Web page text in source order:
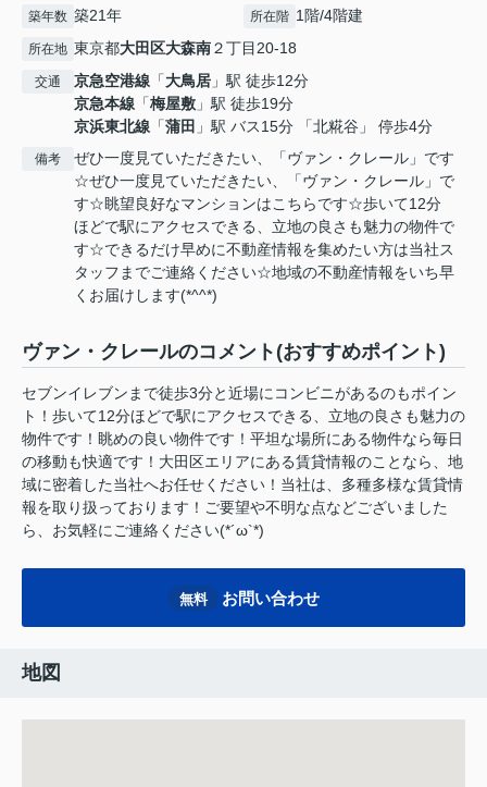
築年数 築21年 所在階 1階/4階建
所在地 東京都大田区大森南２丁目20-18
交通 京急空港線 「大鳥居 」駅 徒歩12分
京急本線 「梅屋敷 」駅 徒歩19分
京浜東北線 「蒲田 」駅 バス15分 「北糀谷」 停歩4分
備考
ぜひ一度見ていただきたい、「ヴァン・クレール」です
☆ぜひ一度見ていただきたい、「ヴァン・クレール」で
す☆眺望良好なマンションはこちらです☆歩いて12分
ほどで駅にアクセスできる、立地の良さも魅力の物件で
す☆できるだけ早めに不動産情報を集めたい方は当社ス
タッフまでご連絡ください☆地域の不動産情報をいち早
くお届けします(*^^*)
ヴァン・クレールのコメント(おすすめポイント)
セブンイレブンまで徒歩3分と近場にコンビニがあるのもポイン
ト！歩いて12分ほどで駅にアクセスできる、立地の良さも魅力の
物件です！眺めの良い物件です！平坦な場所にある物件なら毎日
の移動も快適です！大田区エリアにある賃貸情報のことなら、地
域に密着した当社へお任せください！当社は、多種多様な賃貸情
報を取り扱っております！ご要望や不明な点などございました
ら、お気軽にご連絡ください(*´ω`*)
無料 お問い合わせ
地図